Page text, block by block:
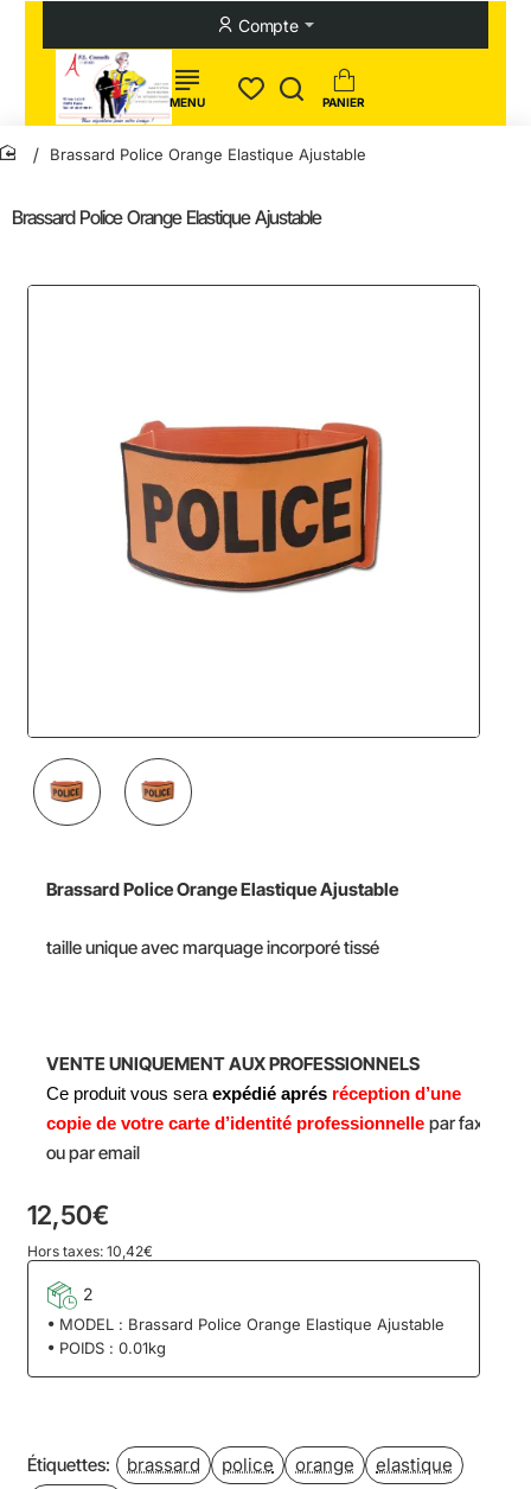
Compte
Brassard Police Orange Elastique Ajustable
home
Brassard Police Orange Elastique Ajustable
Brassard Police Orange Elastique Ajustable
taille unique avec marquage incorporé tissé
VENTE UNIQUEMENT AUX PROFESSIONNELS
Ce produit vous sera expédié aprés réception d’une
copie de votre carte d’identité professionnelle par fax
ou par email
12,50€
Hors taxes: 10,42€
2
MODEL : Brassard Police Orange Elastique Ajustable
POIDS : 0.01kg
Étiquettes: brassard police orange
elastique